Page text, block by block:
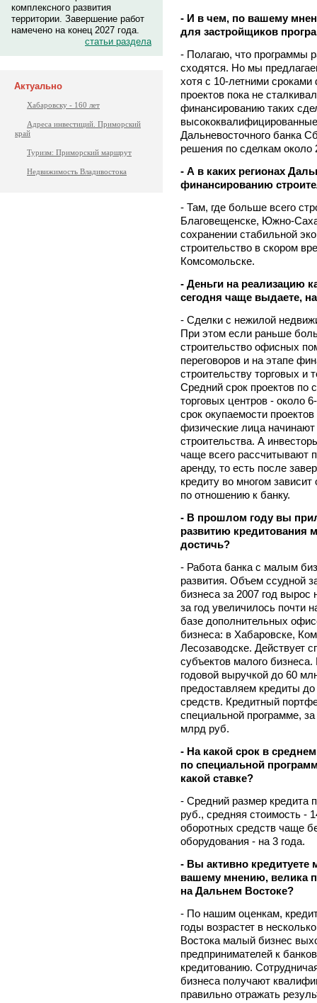
комплексного развития
территории. Завершение работ
намечено на конец 2027 года.
статьи раздела
Актуально
Хабаровску - 160 лет
Адреса инвестиций. Приморский
край
Туризм: Приморский маршрут
Недвижимость Владивостока
- И в чем, по вашему
для застройщиков
- Полагаю, что программы
сходятся. Но мы
хотя с 10-летними
проектов пока не
финансированию таких
Дальневосточного банка
решения по сделкам около
- А в каких регионах
финансированию
- Там, где больше всего
Благовещенске, Южно-
сохранении стабильной
строительство в скором
Комсомольске.
- Деньги на реализацию
сегодня чаще выдаете,
- Сделки с нежилой
При этом если раньше
строительство офисных
переговоров и на этапе
строительству торговых и
Средний срок проектов по
торговых центров - около
срок окупаемости
физические лица
строительства. А
чаще всего рассчитывают
аренду, то есть после
кредиту во многом
по отношению к банку.
- В прошлом году вы
развитию кредитования
достичь?
- Работа банка с малым
развития. Объем ссудной
бизнеса за 2007 год
за год увеличилось почти
базе дополнительных
бизнеса: в Хабаровске,
Лесозаводске. Действует
субъектов малого
годовой выручкой до 60
предоставляем кредиты
средств. Кредитный
специальной программе,
млрд руб.
- На какой срок в
по специальной
какой ставке?
- Средний размер кредита
руб., средняя стоимость -
оборотных средств чаще
оборудования - на 3 года.
- Вы активно кредитуете
вашему мнению, велика
на Дальнем Востоке?
- По нашим оценкам,
годы возрастет в
Востока малый бизнес
предпринимателей к
кредитованию.
бизнеса получают
правильно отражать